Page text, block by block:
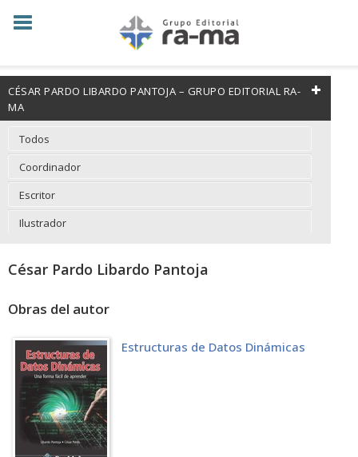
CÉSAR PARDO LIBARDO PANTOJA – GRUPO EDITORIAL RA-
MA
Todos
Coordinador
Escritor
Ilustrador
César Pardo Libardo Pantoja
Obras del autor
Estructuras de Datos Dinámicas